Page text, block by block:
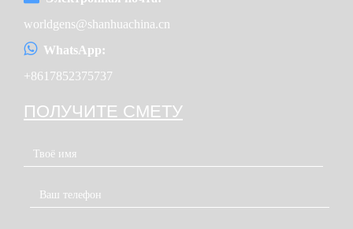
worldgens@shanhuachina.cn
WhatsApp:
+8617852375737
ПОЛУЧИТЕ СМЕТУ